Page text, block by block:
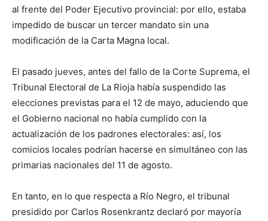
al frente del Poder Ejecutivo provincial: por ello, estaba
impedido de buscar un tercer mandato sin una
modificación de la Carta Magna local.
El pasado jueves, antes del fallo de la Corte Suprema, el
Tribunal Electoral de La Rioja había suspendido las
elecciones previstas para el 12 de mayo, aduciendo que
el Gobierno nacional no había cumplido con la
actualización de los padrones electorales: así, los
comicios locales podrían hacerse en simultáneo con las
primarias nacionales del 11 de agosto.
En tanto, en lo que respecta a Río Negro, el tribunal
presidido por Carlos Rosenkrantz declaró por mayoría